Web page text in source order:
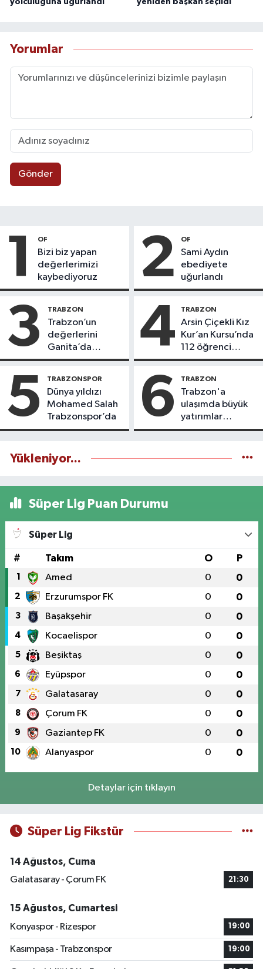
yolculuğuna uğurlandı yeniden başkan seçildi
Yorumlar
Gönder
1 OF
Bizi biz yapan
değerlerimizi
kaybediyoruz
2 OF
Sami Aydın
ebediyete
uğurlandı
3 TRABZON
Trabzon’un
değerlerini
Ganita’da
yaşatıyoruz
4 TRABZON
Arsin Çiçekli Kız
Kur’an Kursu’nda
112 öğrenci
icazet aldı
5 TRABZONSPOR
Dünya yıldızı
Mohamed Salah
Trabzonspor’da
6 TRABZON
Trabzon'a
ulaşımda büyük
yatırımlar
yapılıyor
Yükleniyor...
Süper Lig Puan Durumu
Süper Lig
# Takım O P
1 Amed 0 0
2 Erzurumspor FK 0 0
3 Başakşehir 0 0
4 Kocaelispor 0 0
5 Beşiktaş 0 0
6 Eyüpspor 0 0
7 Galatasaray 0 0
8 Çorum FK 0 0
9 Gaziantep FK 0 0
10 Alanyaspor 0 0
Detaylar için tıklayın
Süper Lig Fikstür
14 Ağustos, Cuma
Galatasaray - Çorum FK
21:30
15 Ağustos, Cumartesi
Konyaspor - Rizespor
19:00
Kasımpaşa - Trabzonspor 19:00